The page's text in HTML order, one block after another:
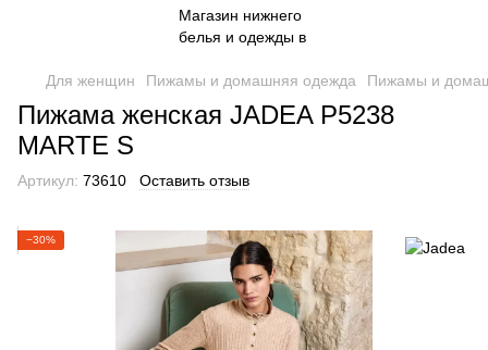
Для женщин Пижамы и домашняя одежда Пижамы и
Пижама женская JADEA P5238
MARTE S
Артикул: 73610 Оставить отзыв
−30%